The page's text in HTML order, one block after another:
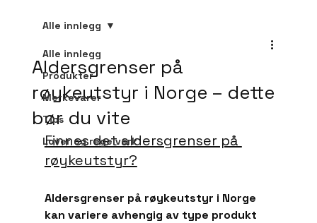
Alle innlegg
Produkter
Merkevarer
Tips
Lover og regelverk
Alle innlegg
Aldersgrenser på
røykeutstyr i Norge – dette
bør du vite
Finnes det aldersgrenser på
røykeutstyr?
Aldersgrenser på røykeutstyr i Norge
kan variere avhengig av type produkt